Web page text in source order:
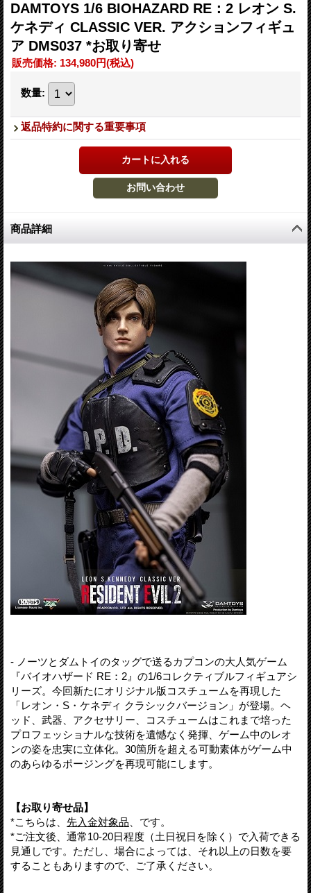
DAMTOYS 1/6 BIOHAZARD RE：2 レオン S.
ケネディ CLASSIC VER. アクションフィギュ
ア DMS037 *お取り寄せ
販売価格: 134,980円(税込)
数量:
返品特約に関する重要事項
商品詳細
- ノーツとダムトイのタッグで送るカプコンの大人気ゲーム
『バイオハザード RE：2』の1/6コレクティブルフィギュアシ
リーズ。今回新たにオリジナル版コスチュームを再現した
「レオン・S・ケネディ クラシックバージョン」が登場。ヘ
ッド、武器、アクセサリー、コスチュームはこれまで培った
プロフェッショナルな技術を遺憾なく発揮、ゲーム中のレオ
ンの姿を忠実に立体化。30箇所を超える可動素体がゲーム中
のあらゆるポージングを再現可能にします。
【お取り寄せ品】
*こちらは、 先入金対象品 、です。
*ご注文後、通常10-20日程度（土日祝日を除く）で入荷できる
見通しです。ただし、場合によっては、それ以上の日数を要
することもありますので、ご了承ください。